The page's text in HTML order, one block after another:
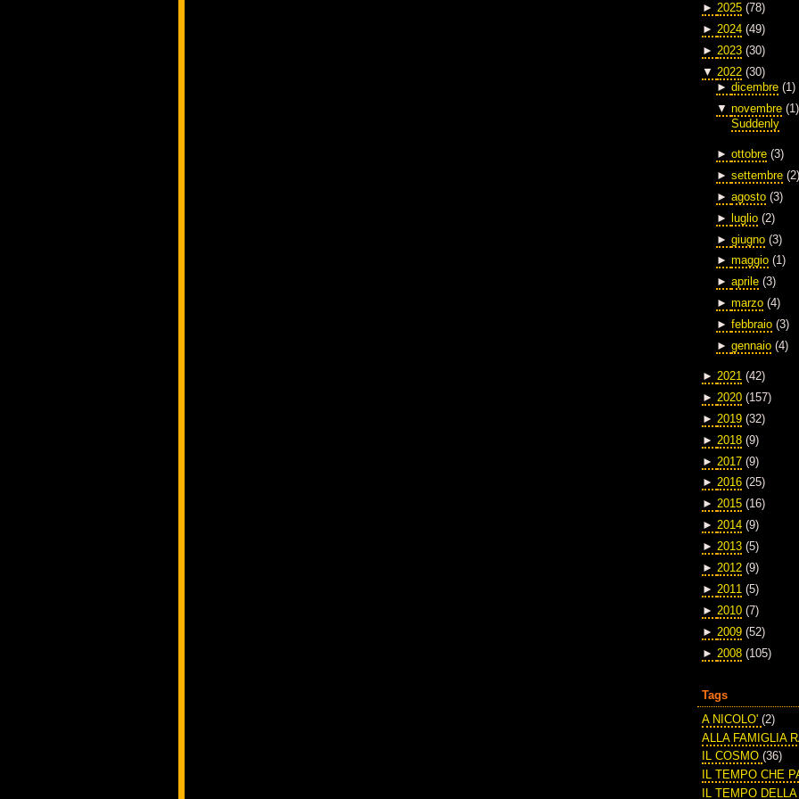
► 2025 (78)
► 2024 (49)
► 2023 (30)
▼ 2022 (30)
► dicembre (1)
▼ novembre (1)
Suddenly
► ottobre (3)
► settembre (2)
► agosto (3)
► luglio (2)
► giugno (3)
► maggio (1)
► aprile (3)
► marzo (4)
► febbraio (3)
► gennaio (4)
► 2021 (42)
► 2020 (157)
► 2019 (32)
► 2018 (9)
► 2017 (9)
► 2016 (25)
► 2015 (16)
► 2014 (9)
► 2013 (5)
► 2012 (9)
► 2011 (5)
► 2010 (7)
► 2009 (52)
► 2008 (105)
Tags
A NICOLO' (2)
ALLA FAMIGLIA
IL COSMO (36)
IL TEMPO CHE
IL TEMPO